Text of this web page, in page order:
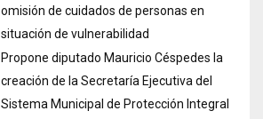
omisión de cuidados de personas en
situación de vulnerabilidad
Propone diputado Mauricio Céspedes la
creación de la Secretaría Ejecutiva del
Sistema Municipal de Protección Integral